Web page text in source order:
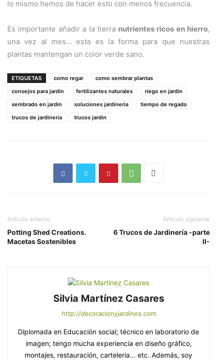
lo mismo hemos de hacer esto con menos frecuencia.
Es importante añadir a la tierra nutrientes ricos en hierro,
una vez al mes… esta es la forma para que nuestras
plantas mantengan un color verde sano.
ETIQUETAS como regar
como sembrar plantas
consejos para jardin
fertilizantes naturales
riego en jardin
sembrado en jardin
soluciones jardineria
tiempo de regado
trucos de jardineria
trucos jardin
Artículo anterior
Potting Shed Creations.
Macetas Sostenibles
Artículo siguiente
6 Trucos de Jardinería -parte
II-
Silvia Martínez Casares
http://decoracionyjardines.com
Diplomada en Educación social; técnico en laboratorio de
imagen; tengo mucha experiencia en diseño gráfico,
montajes, restauración, carteleria... etc. Además, soy